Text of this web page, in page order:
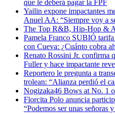
que le deberá pagar la FPF
Yailin expone impactantes
Anuel AA: “Siempre voy a
The Top R&B, Hip-Hop &
Pamela Franco SUBIÓ tarifa
con Cueva: ¿Cuánto cobra
Renato Rossini Jr. confirma
Fuller y hace impactante
Reportero le pregunta a
trolean: “Alianza perdió el
Nogizaka46 Bows at No. 1
Florcita Polo anuncia
“Podemos ser unas señoras